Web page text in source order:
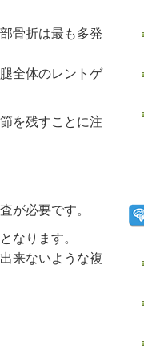
骨折は最も多発
全体のレントゲ
を残すことに注
が必要です。
なります。
来ないような複